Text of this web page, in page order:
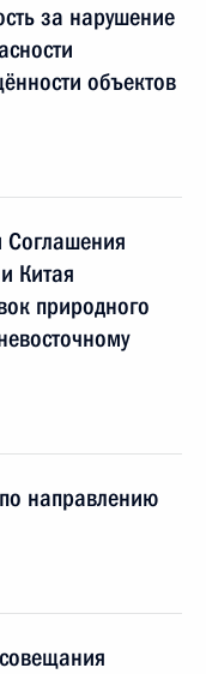
за нарушение
объектов
Соглашения
Китая
природного
направлению